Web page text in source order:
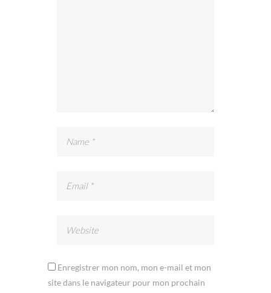
Enregistrer mon nom, mon e-mail et mon
site dans le navigateur pour mon prochain